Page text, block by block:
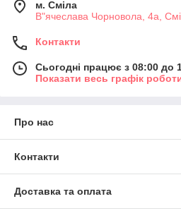
м. Сміла
В"ячеслава Чорновола, 4а,
Контакти
Сьогодні працює з 08:00 до
Показати весь графік
Про нас
Контакти
Доставка та оплата